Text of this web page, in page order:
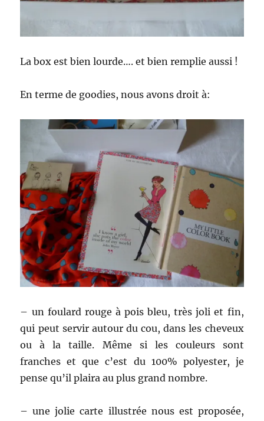
La box est bien lourde…. et bien remplie aussi !
En terme de goodies, nous avons droit à:
– un foulard rouge à pois bleu, très joli et fin,
qui peut servir autour du cou, dans les cheveux
ou à la taille. Même si les couleurs sont
franches et que c’est du 100% polyester, je
pense qu’il plaira au plus grand nombre.
– une jolie carte illustrée nous est proposée,